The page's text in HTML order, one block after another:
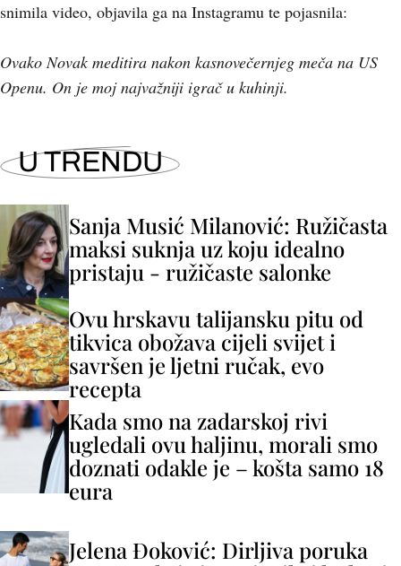
snimila video, objavila ga na Instagramu te pojasnila:
Ovako Novak meditira nakon kasnovečernjeg meča na US
Openu. On je moj najvažniji igrač u kuhinji.
U TRENDU
Sanja Musić Milanović: Ružičasta
maksi suknja uz koju idealno
pristaju - ružičaste salonke
Ovu hrskavu talijansku pitu od
tikvica obožava cijeli svijet i
savršen je ljetni ručak, evo
recepta
Kada smo na zadarskoj rivi
ugledali ovu haljinu, morali smo
doznati odakle je – košta samo 18
eura
Jelena Đoković: Dirljiva poruka